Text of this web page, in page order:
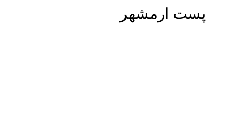
پست ارمشهر